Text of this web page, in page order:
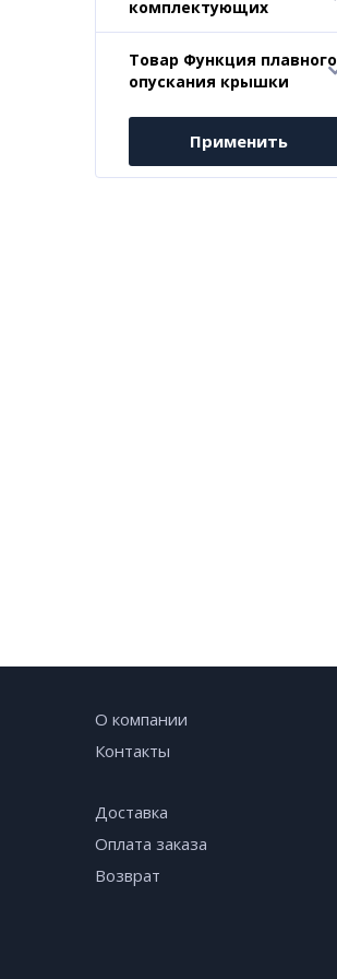
комплектующих
Товар Функция плавного
опускания крышки
-
Применить
О компании
Контакты
Доставка
Оплата заказа
Возврат